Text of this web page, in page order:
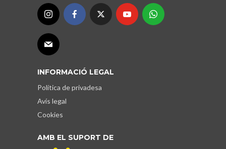
INFORMACIÓ LEGAL
Política de privadesa
Avís legal
Cookies
AMB EL SUPORT DE